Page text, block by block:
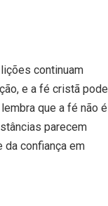
continuam
e a fé cristã pode
que a fé não é
parecem
confiança em